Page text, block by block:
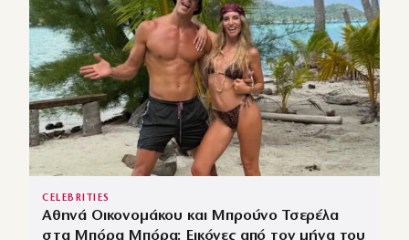
CELEBRITIES
Αθηνά Οικονομάκου και Μπρούνο Τσερέλα
στα Μπόρα Μπόρα: Εικόνες από τον μήνα του